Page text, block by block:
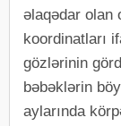
əlaqədar olan
koordinatları
gözlərinin
bəbəklərin
aylarında